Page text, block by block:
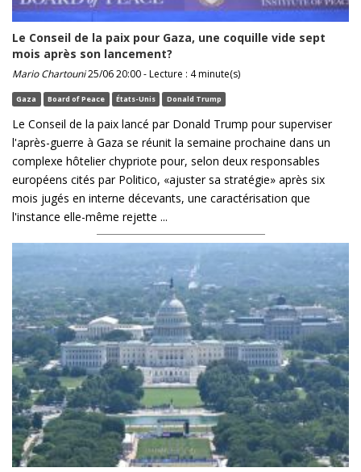
Le Conseil de la paix pour Gaza, une coquille vide sept
mois après son lancement?
Mario Chartouni25/06 20:00 - Lecture : 4 minute(s)
Gaza Board of Peace États-Unis Donald Trump
Le Conseil de la paix lancé par Donald Trump pour superviser
l'après-guerre à Gaza se réunit la semaine prochaine dans un
complexe hôtelier chypriote pour, selon deux responsables
européens cités par Politico, «ajuster sa stratégie» après six
mois jugés en interne décevants, une caractérisation que
l'instance elle-même rejette ...